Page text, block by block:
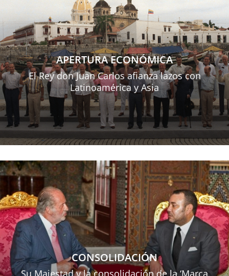
APERTURA ECONÓMICA
El Rey don Juan Carlos afianza lazos con
Latinoamérica y Asia
CONSOLIDACIÓN